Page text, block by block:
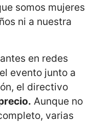
somos mujeres
ni a nuestra
en redes
evento junto a
el directivo
Aunque no
varias